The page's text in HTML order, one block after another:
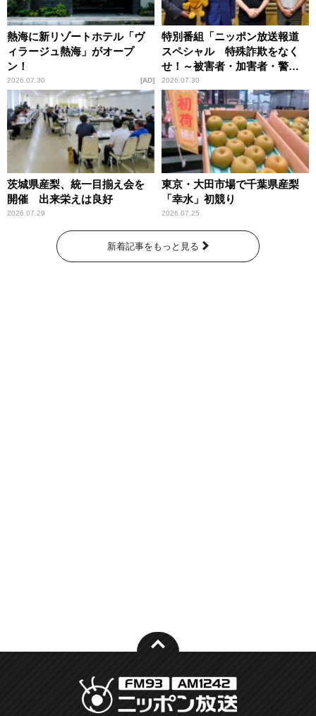
熱海に新リゾートホテル「ヴ
ィラージュ熱海」がオープ
ン！
2026.07.30 AD
特別番組「ニッポン放送報道
スペシャル 特殊詐欺をなく
せ！～被害者・加害者・警視
庁が語るトクリュウの実態
～」放送
2026.07.30
茨城県産梨、統一目揃え会を
開催 出来栄えは良好
2026.07.29
東京・大田市場で千葉県産梨
「幸水」初競り
2026.07.25
新着記事をもっと見る